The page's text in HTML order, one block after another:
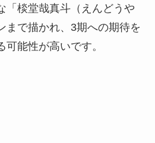
「棪堂哉真斗（えんどうや
まで描かれ、3期への期待を
能性が高いです。